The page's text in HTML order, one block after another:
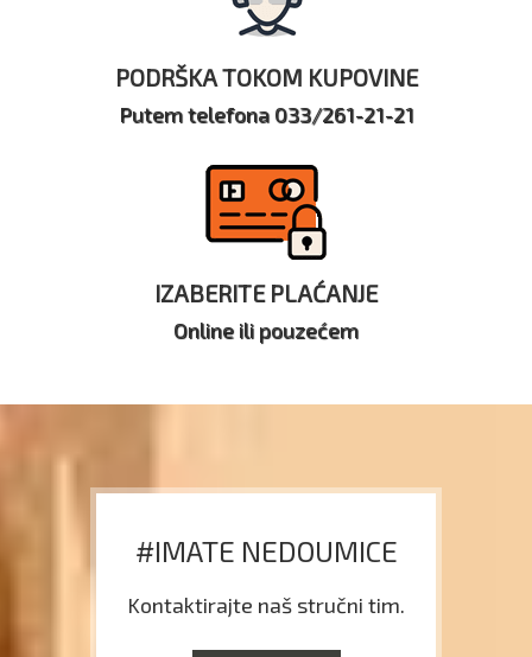
PODRŠKA TOKOM KUPOVINE
Putem telefona 033/261-21-21
IZABERITE PLAĆANJE
Online ili pouzećem
#IMATE NEDOUMICE
Kontaktirajte naš stručni tim.